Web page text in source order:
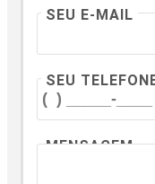
SEU E-MAIL
SEU
MENSAGEM